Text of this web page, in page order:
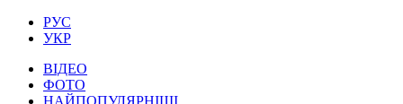
РУС
УКР
ВІДЕО
ФОТО
НАЙПОПУЛЯРНІШІ